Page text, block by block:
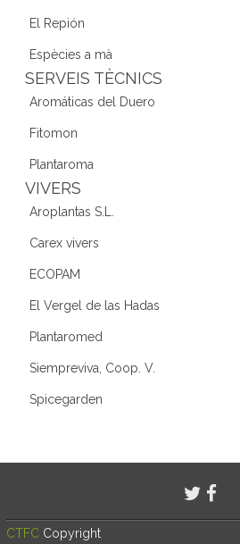
El Repión
Espècies a mà
SERVEIS TÈCNICS
Aromáticas del Duero
Fitomon
Plantaroma
VIVERS
Aroplantas S.L.
Carex vivers
ECOPAM
El Vergel de las Hadas
Plantaromed
Siempreviva, Coop. V.
Spicegarden
CTFC Copyright